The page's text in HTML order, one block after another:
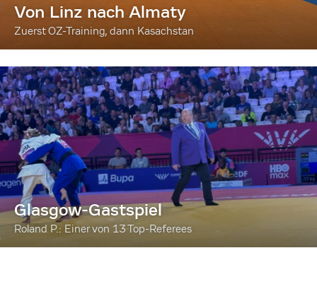
Von Linz nach Almaty
Zuerst OZ-Training, dann Kasachstan
Glasgow-Gastspiel
Roland P.: Einer von 13 Top-Referees